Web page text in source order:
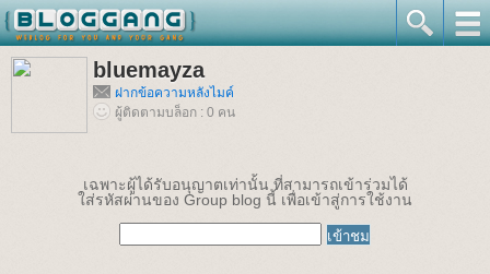
bluemayza
ฝากข้อความหลังไมค์
ผู้ติดตามบล็อก : 0 คน
เฉพาะผู้ได้รับอนุญาตเท่านั้น ที่สามารถเข้าร่วมได้
ใส่รหัสผ่านของ Group blog นี้ เพื่อเข้าสู่การใช้งาน